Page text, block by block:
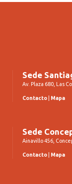
Sede
Av. Plaza 680, Las
Contacto Mapa
Sede
Ainavillo 456,
Contacto Mapa